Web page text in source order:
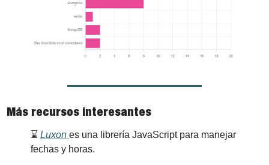
Más recursos interesantes
⌛ Luxon es una librería JavaScript para manejar
fechas y horas.